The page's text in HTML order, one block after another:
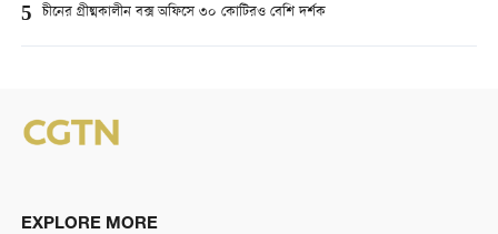
5 চীনের গ্রীষ্মকালীন বক্স অফিসে ৩০ কোটিরও বেশি দর্শক
EXPLORE MORE